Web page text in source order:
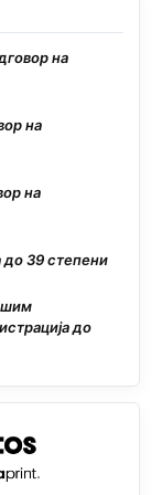
на
на
на
до 39 степени
до